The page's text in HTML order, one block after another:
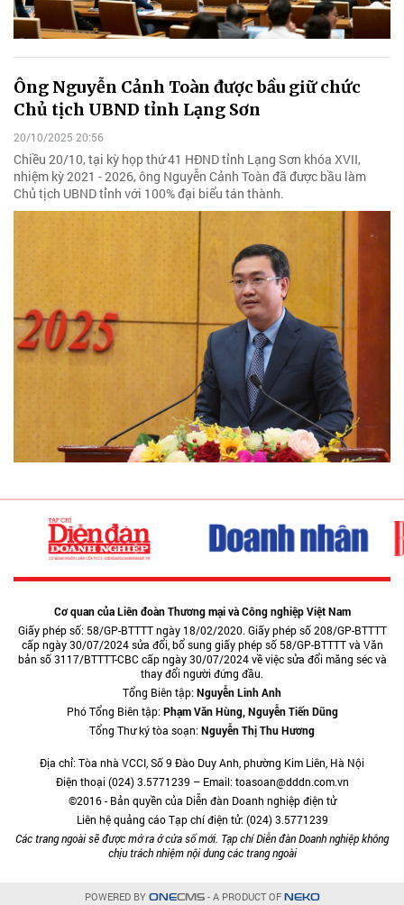
Ông Nguyễn Cảnh Toàn được bầu giữ chức
Chủ tịch UBND tỉnh Lạng Sơn
20/10/2025 20:56
Chiều 20/10, tại kỳ họp thứ 41 HĐND tỉnh Lạng Sơn khóa XVII,
nhiệm kỳ 2021 - 2026, ông Nguyễn Cảnh Toàn đã được bầu làm
Chủ tịch UBND tỉnh với 100% đại biểu tán thành.
Cơ quan của Liên đoàn Thương mại và Công nghiệp Việt Nam
Giấy phép số: 58/GP-BTTTT ngày 18/02/2020. Giấy phép số 208/GP-BTTTT
cấp ngày 30/07/2024 sửa đổi, bổ sung giấy phép số 58/GP-BTTTT và Văn
bản số 3117/BTTTT-CBC cấp ngày 30/07/2024 về việc sửa đổi măng séc và
thay đổi người đứng đầu.
Tổng Biên tập:Nguyễn Linh Anh
Phó Tổng Biên tập:Phạm Văn Hùng, Nguyễn Tiến Dũng
Tổng Thư ký tòa soạn:Nguyễn Thị Thu Hương
Địa chỉ: Tòa nhà VCCI, Số 9 Đào Duy Anh, phường Kim Liên, Hà Nội
Điện thoại (024) 3.5771239 – Email: toasoan@dddn.com.vn
©2016 - Bản quyền của Diễn đàn Doanh nghiệp điện tử
Liên hệ quảng cáo Tạp chí điện tử: (024) 3.5771239
Các trang ngoài sẽ được mở ra ở cửa sổ mới. Tạp chí Diễn đàn Doanh nghiệp không
chịu trách nhiệm nội dung các trang ngoài
POWERED BY ONECMS- A PRODUCT OF NEKO